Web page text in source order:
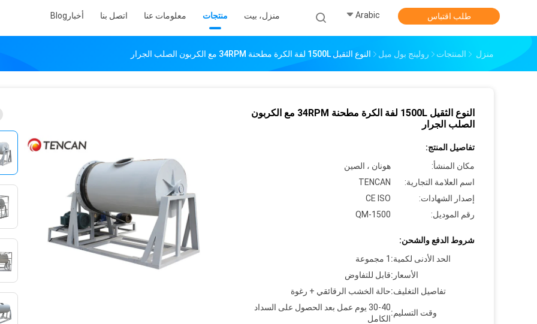
منزل، بيت منتجات معلومات عنا اتصل بنا أخبار Blog Arabic طلب اقتباس
منزل المنتجات رولينج بول ميل النوع الثقيل 1500L لفة الكرة مطحنة 34RPM مع الكربون الصلب الجرار
النوع الثقيل 1500L لفة الكرة مطحنة 34RPM مع الكربون
الصلب الجرار
تفاصيل المنتج:
مكان المنشأ:
هونان ، الصين
اسم العلامة التجارية:
TENCAN
إصدار الشهادات:
CE ISO
رقم الموديل:
QM-1500
شروط الدفع والشحن:
الحد الأدنى لكمية: 1 مجموعة
الأسعار:قابل للتفاوض
تفاصيل التغليف:حالة الخشب الرقائقي + رغوة
وقت التسليم:
30-40 يوم عمل بعد الحصول على السداد
الكامل